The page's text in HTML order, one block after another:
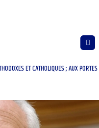
ET CATHOLIQUES ; AUX PORTES